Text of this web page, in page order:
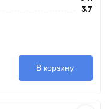
3.7
В корзину